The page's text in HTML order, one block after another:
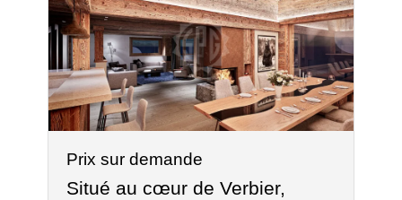
Prix sur demande
Situé au cœur de Verbier,